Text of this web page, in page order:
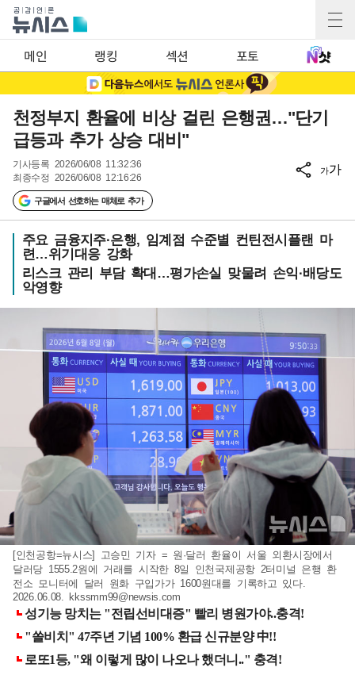
메인 랭킹 섹션 포토
천정부지 환율에 비상 걸린 은행권…"단기
급등과 추가 상승 대비"
기사등록 2026/06/08 11:32:36
최종수정 2026/06/08 12:16:26
구글에서 선호하는 매체로 추가
가가
주요 금융지주·은행, 임계점 수준별 컨틴전시플랜 마
련…위기대응 강화
리스크 관리 부담 확대…평가손실 맞물려 손익·배당도
악영향
[인천공항=뉴시스] 고승민 기자 = 원·달러 환율이 서울 외환시장에서
달러당 1555.2원에 거래를 시작한 8일 인천국제공항 2터미널 은행 환
전소 모니터에 달러 원화 구입가가 1600원대를 기록하고 있다.
2026.06.08. kkssmm99@newsis.com